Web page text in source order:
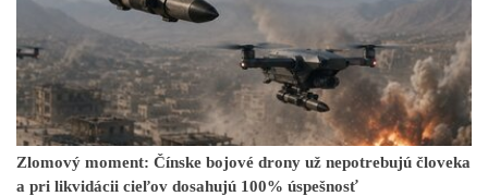
Zlomový moment: Čínske bojové drony už nepotrebujú človeka
a pri likvidácii cieľov dosahujú 100% úspešnosť